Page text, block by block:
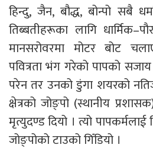
हिन्दु, जैन, बौद्ध, बोन्पो सबै
तिब्बतीहरूका लागि
मानसरोवरमा मोटर बोट
पवित्रता भंग गरेको पापको सजाय
परेन तर उनको डुंगा शयरको
क्षेत्रको जोङ्पो (स्थानीय
मृत्युदण्ड दियो । त्यो
जोङ्पोको टाउको गिँडियो ।